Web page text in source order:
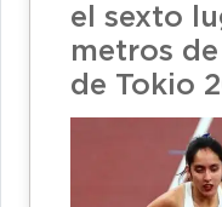
el sexto
metros
de Tokio